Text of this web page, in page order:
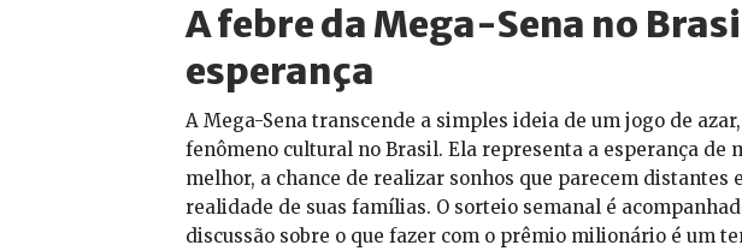
A febre da Mega-Sena no
esperança
A Mega-Sena transcende a simples ideia de um jogo de
fenômeno cultural no Brasil. Ela representa a esperança de
melhor, a chance de realizar sonhos que parecem
realidade de suas famílias. O sorteio semanal é
discussão sobre o que fazer com o prêmio milionário é um